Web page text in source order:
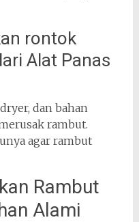
rontok
Alat Panas
dan bahan
rambut.
agar rambut
Rambut
Alami